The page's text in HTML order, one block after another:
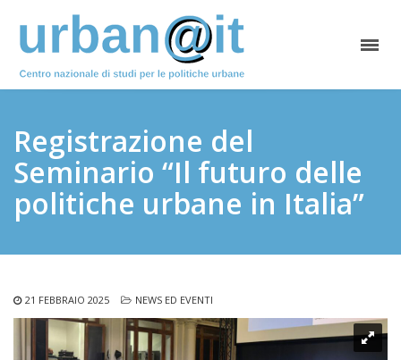
Registrazione del
Seminario “Il futuro delle
politiche urbane in Italia”
21 FEBBRAIO 2025 NEWS ED EVENTI